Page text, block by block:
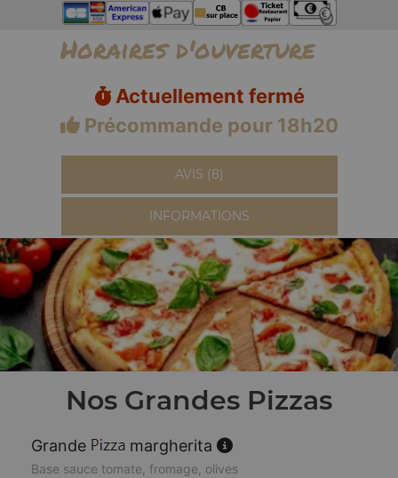
Horaires d'ouverture
Actuellement fermé
Précommande pour 18h20
AVIS (8)
INFORMATIONS
Nos Grandes Pizzas
Grande margherita
Base sauce tomate, fromage, olives